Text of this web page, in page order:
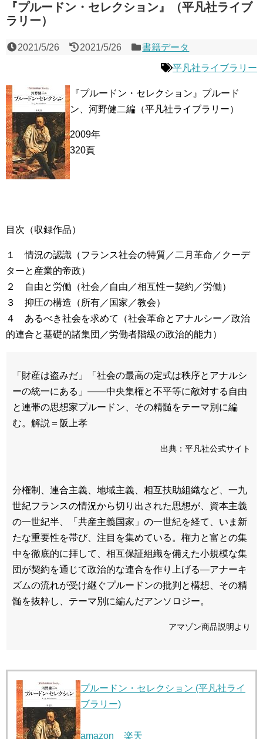
『プルードン・セレクション』（平凡社ライブ
ラリー）
2021/5/26 2021/5/26 書籍データ
平凡社ライブラリー
『プルードン・セレクション』プルード
ン、河野健二編（平凡社ライブラリー）
2009年
320頁
目次（収録作品）
１ 情況の認識（フランス社会の特質／二月革命／クーデ
ターと産業的帝政）
２ 自由と労働（社会／自由／相互性ー契約／労働）
３ 抑圧の構造（所有／国家／教会）
４ あるべき社会を求めて（社会革命とアナルシー／政治
的連合と基礎的諸集団／労働者階級の政治的能力）
「財産は盗みだ」「社会の最高の定式は秩序とアナルシ
ーの統一にある」――中央集権と不平等に敵対する自由
と連帯の思想家プルードン、その精髄をテーマ別に編
む。解説＝阪上孝
出典：平凡社公式サイト
分権制、連合主義、地域主義、相互扶助組織など、一九
世紀フランスの情況から切り出された思想が、資本主義
の一世紀半、「共産主義国家」の一世紀を経て、いま新
たな重要性を帯び、注目を集めている。権力と富との集
中を徹底的に拝して、相互保証組織を備えた小規模な集
団が契約を通じて政治的な連合を作り上げる―アナーキ
ズムの流れが受け継ぐプルードンの批判と構想、その精
髄を抜粋し、テーマ別に編んだアンソロジー。
アマゾン商品説明より
プルードン・セレクション (平凡社ライ
ブラリー)
amazon 楽天